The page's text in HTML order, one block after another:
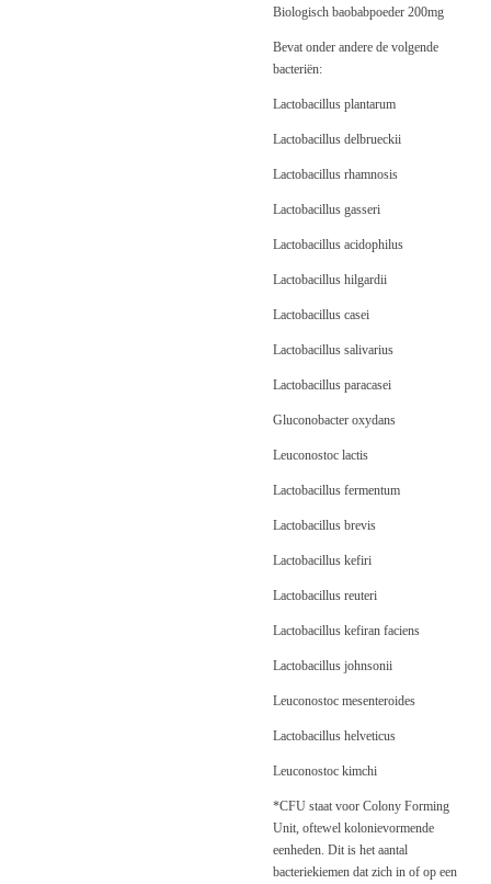
Biologisch baobabpoeder 200mg
Bevat onder andere de volgende
bacteriën:
Lactobacillus plantarum
Lactobacillus delbrueckii
Lactobacillus rhamnosis
Lactobacillus gasseri
Lactobacillus acidophilus
Lactobacillus hilgardii
Lactobacillus casei
Lactobacillus salivarius
Lactobacillus paracasei
Gluconobacter oxydans
Leuconostoc lactis
Lactobacillus fermentum
Lactobacillus brevis
Lactobacillus kefiri
Lactobacillus reuteri
Lactobacillus kefiran faciens
Lactobacillus johnsonii
Leuconostoc mesenteroides
Lactobacillus helveticus
Leuconostoc kimchi
*CFU staat voor Colony Forming
Unit, oftewel kolonievormende
eenheden. Dit is het aantal
bacteriekiemen dat zich in of op een